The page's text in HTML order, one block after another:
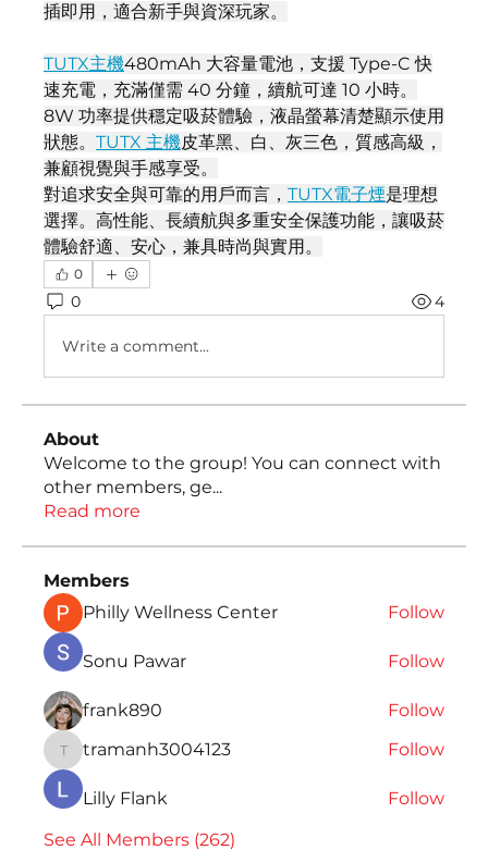
插即用，適合新手與資深玩家。
TUTX主機480mAh 大容量電池，支援 Type-C 快
速充電，充滿僅需 40 分鐘，續航可達 10 小時。
8W 功率提供穩定吸菸體驗，液晶螢幕清楚顯示使用
狀態。 TUTX 主機皮革黑、白、灰三色，質感高級，
兼顧視覺與手感享受。
對追求安全與可靠的用戶而言， TUTX電子煙是理想
選擇。高性能、長續航與多重安全保護功能，讓吸菸
體驗舒適、安心，兼具時尚與實用。
0
0 4
Write a comment...
About
Welcome to the group! You can connect with
other members, ge...
Read more
Members
Philly Wellness Center
Follow
Sonu Pawar Follow
frank890 Follow
tramanh3004123
tramanh3004123 Follow
Lilly Flank
Follow
See All Members (262)